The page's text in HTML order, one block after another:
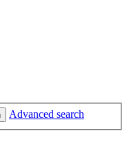
Advanced search